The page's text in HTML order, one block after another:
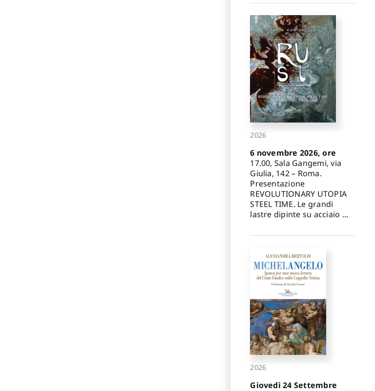
2026
6 novembre 2026, ore
17.00, Sala Gangemi, via
Giulia, 142 – Roma.
Presentazione
REVOLUTIONARY UTOPIA
STEEL TIME. Le grandi
lastre dipinte su acciaio ...
2026
Giovedì 24 Settembre